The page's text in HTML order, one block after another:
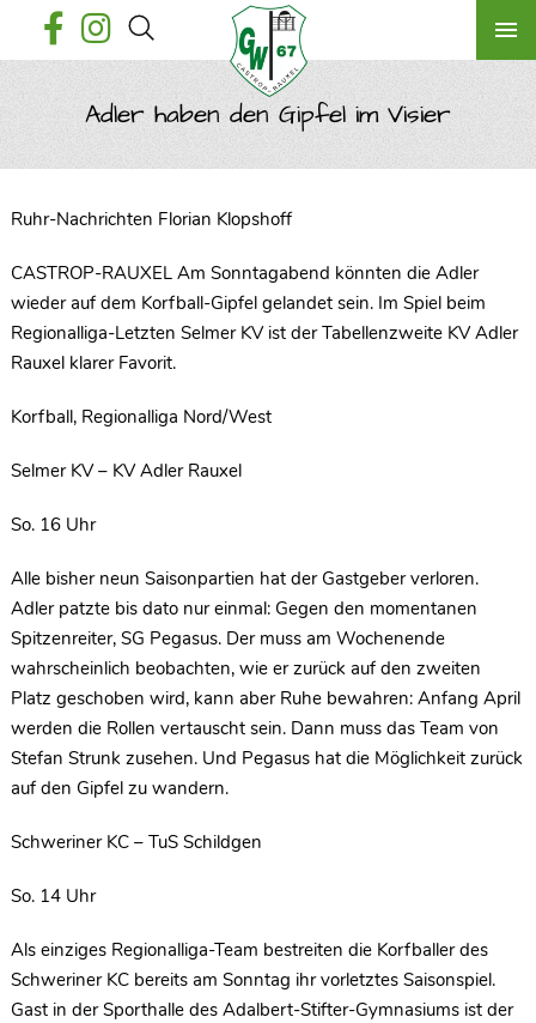
Adler haben den Gipfel im Visier
Ruhr-Nachrichten Florian Klopshoff
CASTROP-RAUXEL Am Sonntagabend könnten die Adler
wieder auf dem Korfball-Gipfel gelandet sein. Im Spiel beim
Regionalliga-Letzten Selmer KV ist der Tabellenzweite KV Adler
Rauxel klarer Favorit.
Korfball, Regionalliga Nord/West
Selmer KV – KV Adler Rauxel
So. 16 Uhr
Alle bisher neun Saisonpartien hat der Gastgeber verloren.
Adler patzte bis dato nur einmal: Gegen den momentanen
Spitzenreiter, SG Pegasus. Der muss am Wochenende
wahrscheinlich beobachten, wie er zurück auf den zweiten
Platz geschoben wird, kann aber Ruhe bewahren: Anfang April
werden die Rollen vertauscht sein. Dann muss das Team von
Stefan Strunk zusehen. Und Pegasus hat die Möglichkeit zurück
auf den Gipfel zu wandern.
Schweriner KC – TuS Schildgen
So. 14 Uhr
Als einziges Regionalliga-Team bestreiten die Korfballer des
Schweriner KC bereits am Sonntag ihr vorletztes Saisonspiel.
Gast in der Sporthalle des Adalbert-Stifter-Gymnasiums ist der